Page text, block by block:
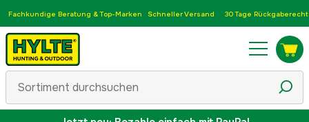
Fachkundige Beratung & Top-Marken Schneller Versand 30 Tage Rückgaberecht